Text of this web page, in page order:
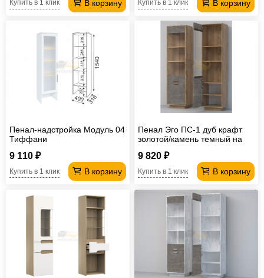
В корзину
Купить в 1 клик В корзину
Купить в 1 клик
Пенал-надстройка Модуль 04
Тиффани
9 110 ₽
В корзину
Купить в 1 клик
Пенал Эго ПС-1 дуб крафт
золотой/камень темный на
9 820 ₽
В корзину
Купить в 1 клик